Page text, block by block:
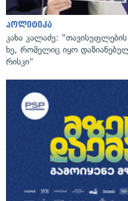
პოლიტიკა
კახა კალაძე:
ხე, რომელიც იყო
რისკი"